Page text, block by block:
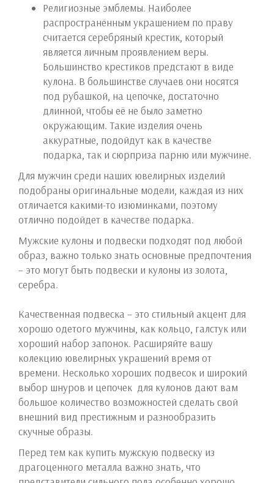
Религиозные эмблемы. Наиболее
распространённым украшением по праву
считается серебряный крестик, который
является личным проявлением веры.
Большинство крестиков предстают в виде
кулона. В большинстве случаев они носятся
под рубашкой, на цепочке, достаточно
длинной, чтобы её не было заметно
окружающим. Такие изделия очень
аккуратные, подойдут как в качестве
подарка, так и сюрприза парню или мужчине.
Для мужчин среди наших ювелирных изделий
подобраны оригинальные модели, каждая из них
отличается какими-то изюминками, поэтому
отлично подойдет в качестве подарка.
Мужские кулоны и подвески подходят под любой
образ, важно только знать основные предпочтения
– это могут быть подвески и кулоны из золота,
серебра.
Качественная подвеска – это стильный акцент для
хорошо одетого мужчины, как кольцо, галстук или
хороший набор запонок. Расширяйте вашу
колекцию ювелирных украшений время от
времени. Несколько хороших подвесок и широкий
выбор шнуров и цепочек для кулонов дают вам
большое количество возможностей сделать свой
внешний вид престижным и разнообразить
скучные образы.
Перед тем как купить мужскую подвеску из
драгоценного металла важно знать, что